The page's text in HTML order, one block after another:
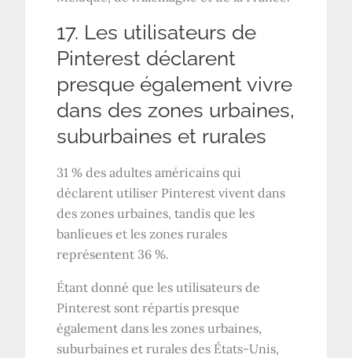
17. Les utilisateurs de
Pinterest déclarent
presque également vivre
dans des zones urbaines,
suburbaines et rurales
31 % des adultes américains qui
déclarent utiliser Pinterest vivent dans
des zones urbaines, tandis que les
banlieues et les zones rurales
représentent 36 %.
Étant donné que les utilisateurs de
Pinterest sont répartis presque
également dans les zones urbaines,
suburbaines et rurales des États-Unis,